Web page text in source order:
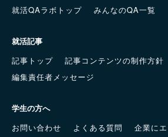
就活QAラボトップ
みんなのQA一覧
就活記事
記事トップ
記事コンテンツの制作方針
編集責任者メッセージ
学生の方へ
お問い合わせ
よくある質問 企業に